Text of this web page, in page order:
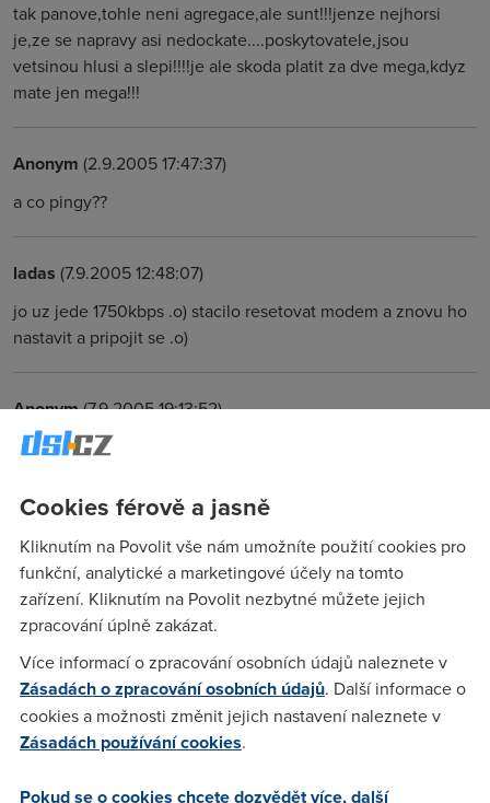
tak panove,tohle neni agregace,ale sunt!!!jenze nejhorsi
je,ze se napravy asi nedockate....poskytovatele,jsou
vetsinou hlusi a slepi!!!!je ale skoda platit za dve mega,kdyz
mate jen mega!!!
Anonym (2.9.2005 17:47:37)
a co pingy??
ladas (7.9.2005 12:48:07)
jo uz jede 1750kbps .o) stacilo resetovat modem a znovu ho
nastavit a pripojit se .o)
Anonym(7.9.2005 19:13:52)
Na eri mi to taky hazi prez 1,7 Speedmetr porad 1,6
joli(2.9.2005 20:48:48)
IE MAXI, lokalita zapadakov u Prahy :) Máte rádi rychlou
jízdu? Pak potřebujete NEXTRA FUN! Rychlost vašeho
internetu: Rychlost stahování dat: 212.8 KB/sec Rychlost
připojení k Internetu: 1.7 Mbps Microsoft Windows XP [Verze
5.1.2600] (C) Copyright 1985-2001 Microsoft Corp.
C:\Documents and Settings\XXX>ping -n 10
www.gamezone.cz Příkaz PING na www.gamezone.cz
[80.188.162.113] s délkou 32 bajtů: Odpověď od 80.188.162.113:
bajty=32 čas=11ms TTL=120 Odpověď od 80.188.162.113:
Cookies férově a jasně
Kliknutím na Povolit vše nám umožníte použití cookies pro
funkční, analytické a marketingové účely na tomto
zařízení. Kliknutím na Povolit nezbytné můžete jejich
zpracování úplně zakázat.
Více informací o zpracování osobních údajů naleznete v
Zásadách o zpracování osobních údajů. Další informace o
cookies a možnosti změnit jejich nastavení naleznete v
Zásadách používání cookies.
Pokud se o cookies chcete dozvědět více, další